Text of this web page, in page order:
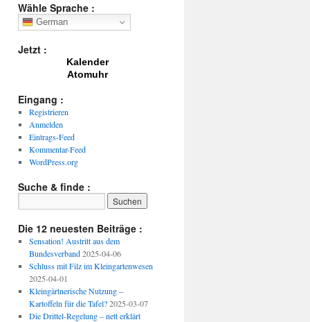
Wähle Sprache :
German
Jetzt :
Kalender
Atomuhr
Eingang :
Registrieren
Anmelden
Eintrags-Feed
Kommentar-Feed
WordPress.org
Suche & finde :
Die 12 neuesten Beiträge :
Sensation! Austritt aus dem
Bundesverband 2025-04-06
Schluss mit Filz im Kleingartenwesen
2025-04-01
Kleingärtnerische Nutzung –
Kartoffeln für die Tafel? 2025-03-07
Die Drittel-Regelung – nett erklärt